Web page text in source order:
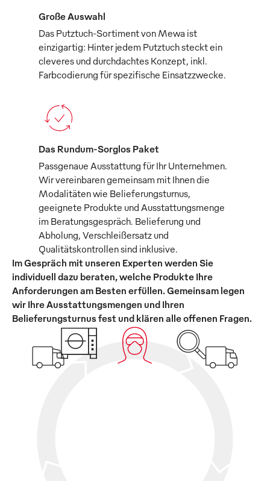
Große Auswahl
Das Putztuch-Sortiment von Mewa ist
einzigartig: Hinter jedem Putztuch steckt ein
cleveres und durchdachtes Konzept, inkl.
Farbcodierung für spezifische Einsatzzwecke.
Das Rundum-Sorglos Paket
Passgenaue Ausstattung für Ihr Unternehmen.
Wir vereinbaren gemeinsam mit Ihnen die
Modalitäten wie Belieferungsturnus,
geeignete Produkte und Ausstattungsmenge
im Beratungsgespräch. Belieferung und
Abholung, Verschleißersatz und
Qualitätskontrollen sind inklusive.
Im Gespräch mit unseren Experten werden Sie
individuell dazu beraten, welche Produkte Ihre
Anforderungen am Besten erfüllen. Gemeinsam legen
wir Ihre Ausstattungsmengen und Ihren
Belieferungsturnus fest und klären alle offenen Fragen.